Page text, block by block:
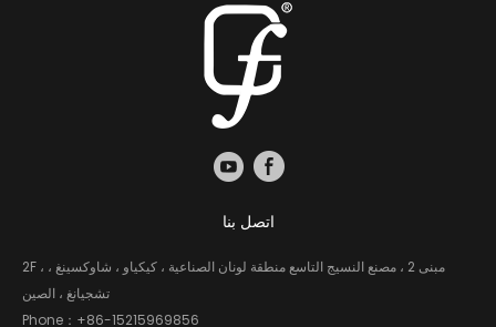
اتصل بنا
2F ، مبنى 2 ، مصنع النسيج التاسع منطقة لونان الصناعية ، كيكياو ، شاوكسينغ ،
تشجيانغ ، الصين
Phone： +86-15215969856